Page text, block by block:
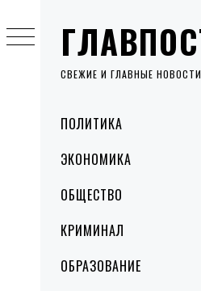
СВЕЖИЕ И ГЛАВНЫЕ НОВОСТИ
MenuПОЛИТИКА
ЭКОНОМИКА
ОБЩЕСТВО
КРИМИНАЛ
ОБРАЗОВАНИЕ
to
content